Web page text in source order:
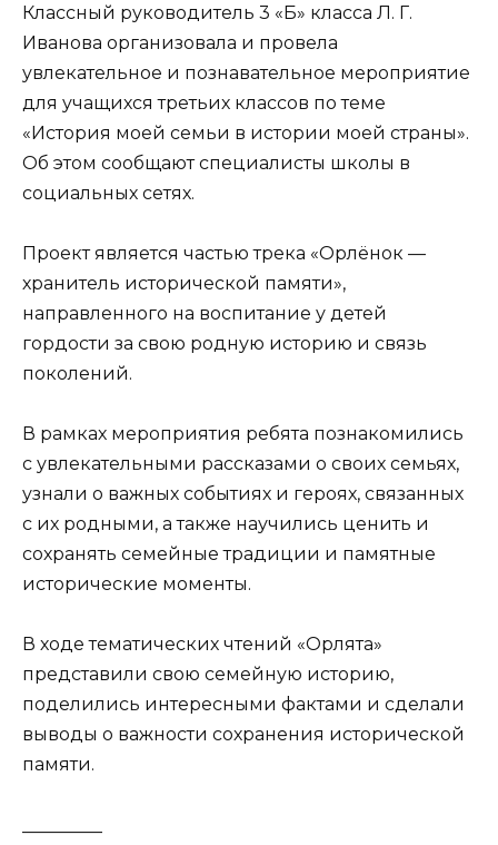
Классный руководитель 3 «Б» класса Л. Г.
Иванова организовала и провела
увлекательное и познавательное мероприятие
для учащихся третьих классов по теме
«История моей семьи в истории моей страны».
Об этом сообщают специалисты школы в
социальных сетях.
Проект является частью трека «Орлёнок —
хранитель исторической памяти»,
направленного на воспитание у детей
гордости за свою родную историю и связь
поколений.
В рамках мероприятия ребята познакомились
с увлекательными рассказами о своих семьях,
узнали о важных событиях и героях, связанных
с их родными, а также научились ценить и
сохранять семейные традиции и памятные
исторические моменты.
В ходе тематических чтений «Орлята»
представили свою семейную историю,
поделились интересными фактами и сделали
выводы о важности сохранения исторической
памяти.